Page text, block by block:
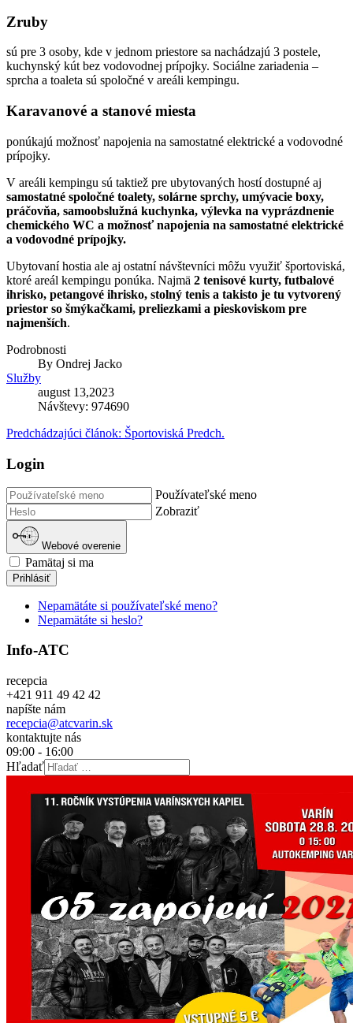
Zruby
sú pre 3 osoby, kde v jednom priestore sa nachádzajú 3 postele,
kuchynský kút bez vodovodnej prípojky. Sociálne zariadenia –
sprcha a toaleta sú spoločné v areáli kempingu.
Karavanové a stanové miesta
ponúkajú možnosť napojenia na samostatné elektrické a vodovodné
prípojky.
V areáli kempingu sú taktiež pre ubytovaných hostí dostupné aj
samostatné spoločné toalety, solárne sprchy, umývacie boxy,
práčovňa, samoobslužná kuchynka, výlevka na vyprázdnenie
chemického WC a možnosť napojenia na samostatné elektrické
a vodovodné prípojky.
Ubytovaní hostia ale aj ostatní návštevníci môžu využiť športoviská,
ktoré areál kempingu ponúka. Najmä 2 tenisové kurty, futbalové
ihrisko, petangové ihrisko, stolný tenis a takisto je tu vytvorený
priestor so šmýkačkami, preliezkami a pieskoviskom pre
najmenších.
Podrobnosti
By Ondrej Jacko
Služby
august 13,2023
Návštevy: 974690
Predchádzajúci článok: Športoviská Predch.
Login
Používateľské meno
Zobraziť
Webové overenie
Pamätaj si ma
Prihlásiť
Nepamätáte si používateľské meno?
Nepamätáte si heslo?
Info-ATC
recepcia
+421 911 49 42 42
napíšte nám
recepcia@atcvarin.sk
kontaktujte nás
09:00 - 16:00
Hľadať